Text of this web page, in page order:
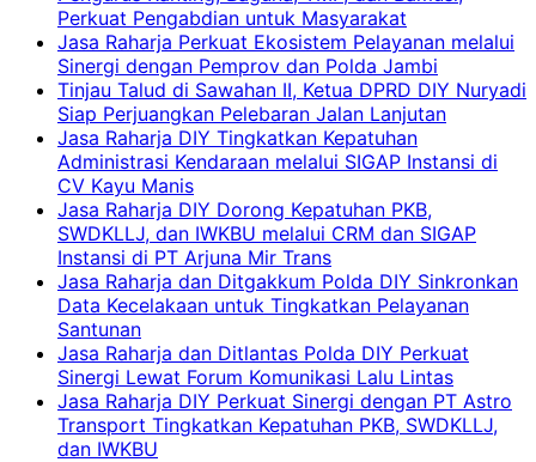
Perkuat Pengabdian untuk Masyarakat
Jasa Raharja Perkuat Ekosistem Pelayanan melalui
Sinergi dengan Pemprov dan Polda Jambi
Tinjau Talud di Sawahan II, Ketua DPRD DIY Nuryadi
Siap Perjuangkan Pelebaran Jalan Lanjutan
Jasa Raharja DIY Tingkatkan Kepatuhan
Administrasi Kendaraan melalui SIGAP Instansi di
CV Kayu Manis
Jasa Raharja DIY Dorong Kepatuhan PKB,
SWDKLLJ, dan IWKBU melalui CRM dan SIGAP
Instansi di PT Arjuna Mir Trans
Jasa Raharja dan Ditgakkum Polda DIY Sinkronkan
Data Kecelakaan untuk Tingkatkan Pelayanan
Santunan
Jasa Raharja dan Ditlantas Polda DIY Perkuat
Sinergi Lewat Forum Komunikasi Lalu Lintas
Jasa Raharja DIY Perkuat Sinergi dengan PT Astro
Transport Tingkatkan Kepatuhan PKB, SWDKLLJ,
dan IWKBU